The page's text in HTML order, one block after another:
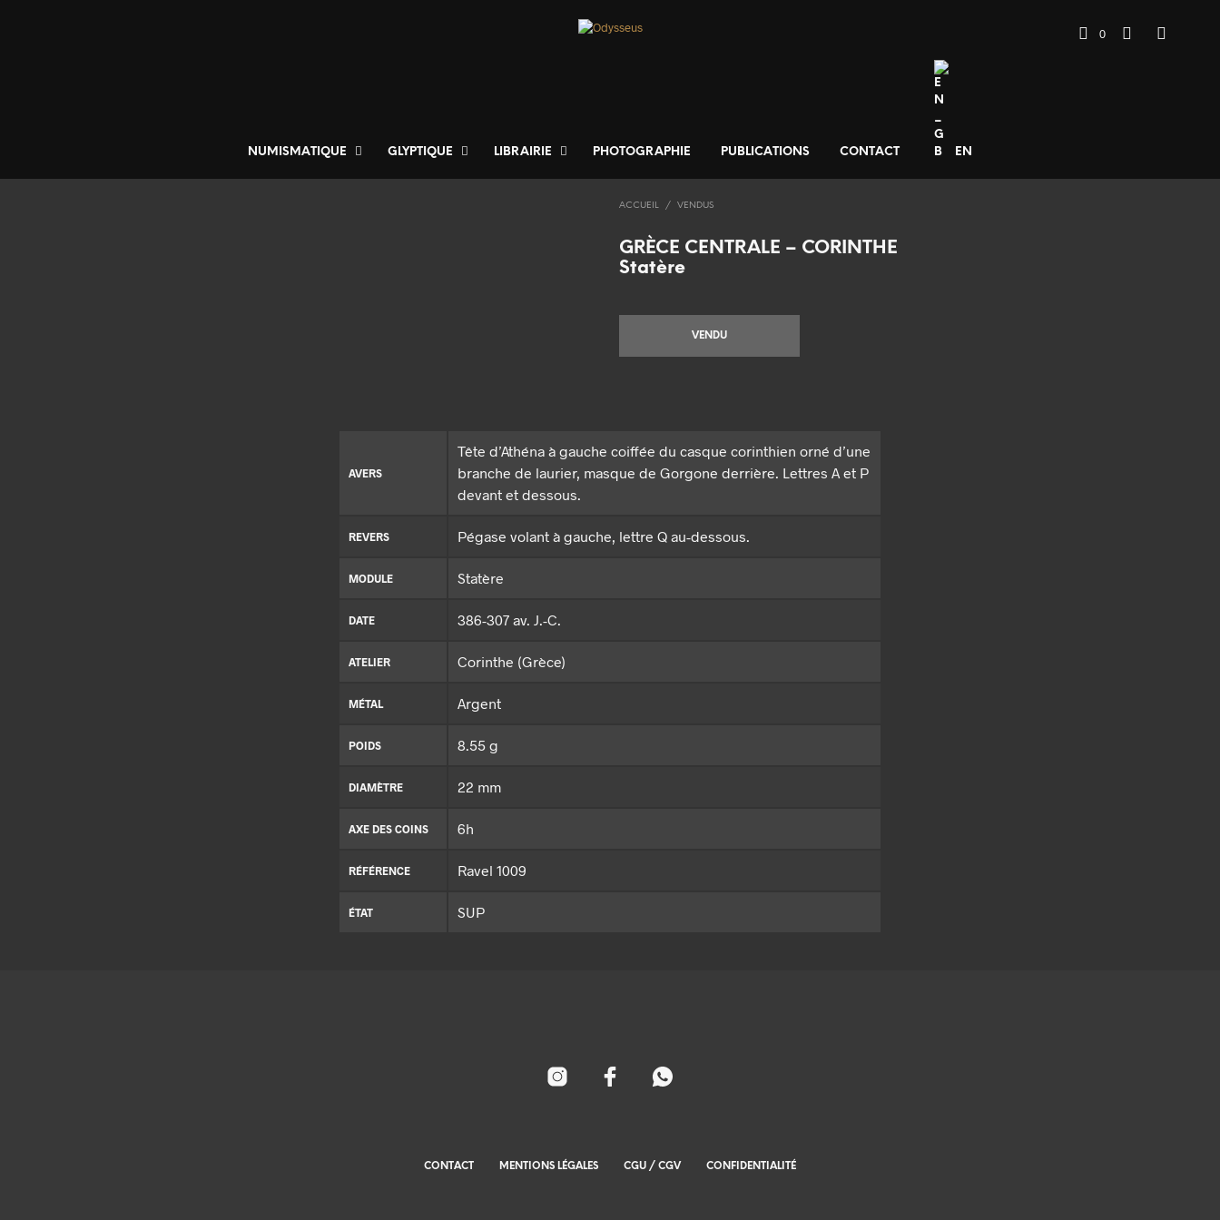
NUMISMATIQUE GLYPTIQUE LIBRAIRIE PHOTOGRAPHIE PUBLICATIONS CONTACT EN
0
ACCUEIL / VENDUS
GRÈCE CENTRALE – CORINTHE
Statère
VENDU
AVERS
Tête d’Athéna à gauche coiffée du casque corinthien orné d’une
branche de laurier, masque de Gorgone derrière. Lettres A et P
devant et dessous.
REVERS Pégase volant à gauche, lettre Q au-dessous.
MODULE Statère
DATE 386-307 av. J.-C.
ATELIER Corinthe (Grèce)
MÉTAL Argent
POIDS 8.55 g
DIAMÈTRE 22 mm
AXE DES COINS 6h
RÉFÉRENCE Ravel 1009
ÉTAT SUP
CONTACT MENTIONS LÉGALES CGU / CGV CONFIDENTIALITÉ